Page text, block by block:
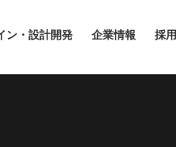
ン・設計開発 企業情報 採